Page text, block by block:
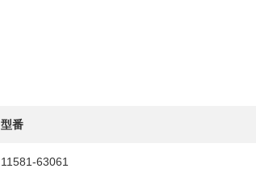
型番
11581-63061